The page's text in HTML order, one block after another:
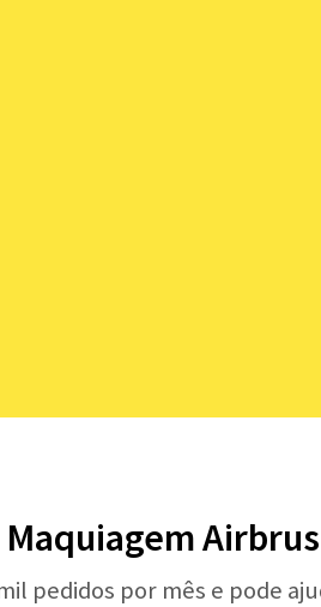
Maquiagem
pedidos por mês e pode